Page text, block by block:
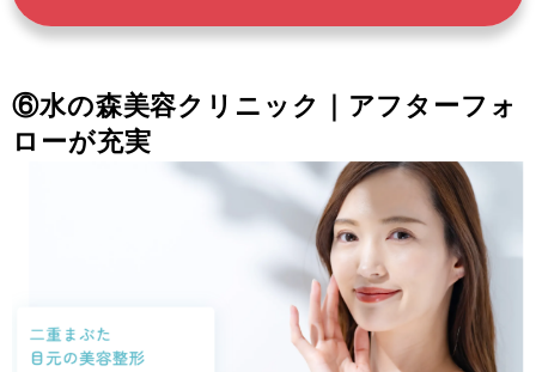
⑥水の森美容クリニック｜アフターフォ
ローが充実